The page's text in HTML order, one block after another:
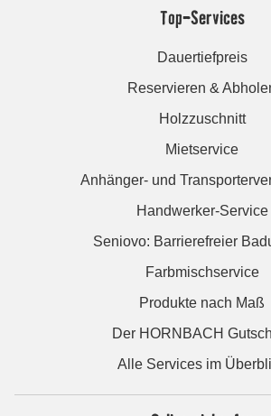
Top-Services
Dauertiefpreis
Reservieren &
Holzzuschnitt
Mietservice
Anhänger- und
Handwerker-Service
Seniovo: Barrierefreier
Farbmischservice
Produkte nach Maß
Der HORNBACH
Alle Services im